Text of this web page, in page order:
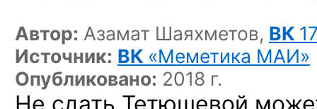
Автор: Азамат Шаяхметов, ВК
Источник: ВК «Меметика МАИ»
Опубликовано: 2018 г.